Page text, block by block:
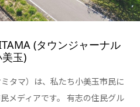
(タウンジャーナル
玉)
タマ）は、私たち小美玉市民に
メディアです。 有志の住民グル